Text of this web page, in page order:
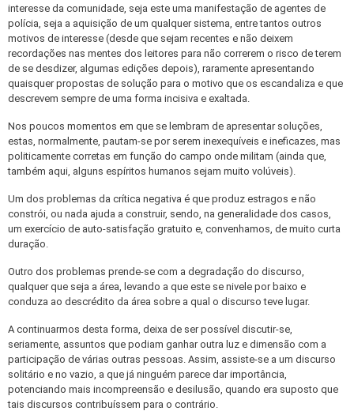
interesse da comunidade, seja este uma manifestação de agentes de
polícia, seja a aquisição de um qualquer sistema, entre tantos outros
motivos de interesse (desde que sejam recentes e não deixem
recordações nas mentes dos leitores para não correrem o risco de terem
de se desdizer, algumas edições depois), raramente apresentando
quaisquer propostas de solução para o motivo que os escandaliza e que
descrevem sempre de uma forma incisiva e exaltada.
Nos poucos momentos em que se lembram de apresentar soluções,
estas, normalmente, pautam-se por serem inexequíveis e ineficazes, mas
politicamente corretas em função do campo onde militam (ainda que,
também aqui, alguns espíritos humanos sejam muito volúveis).
Um dos problemas da crítica negativa é que produz estragos e não
constrói, ou nada ajuda a construir, sendo, na generalidade dos casos,
um exercício de auto-satisfação gratuito e, convenhamos, de muito curta
duração.
Outro dos problemas prende-se com a degradação do discurso,
qualquer que seja a área, levando a que este se nivele por baixo e
conduza ao descrédito da área sobre a qual o discurso teve lugar.
A continuarmos desta forma, deixa de ser possível discutir-se,
seriamente, assuntos que podiam ganhar outra luz e dimensão com a
participação de várias outras pessoas. Assim, assiste-se a um discurso
solitário e no vazio, a que já ninguém parece dar importância,
potenciando mais incompreensão e desilusão, quando era suposto que
tais discursos contribuíssem para o contrário.